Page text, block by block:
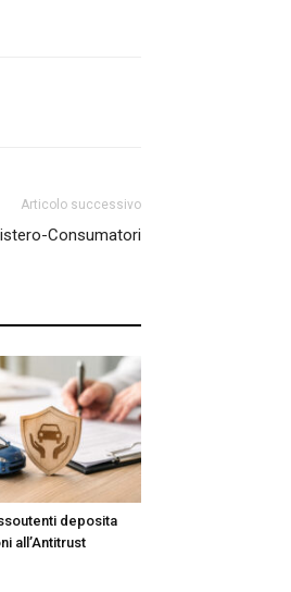
Articolo successivo
Consumatori
deposita
all’Antitrust